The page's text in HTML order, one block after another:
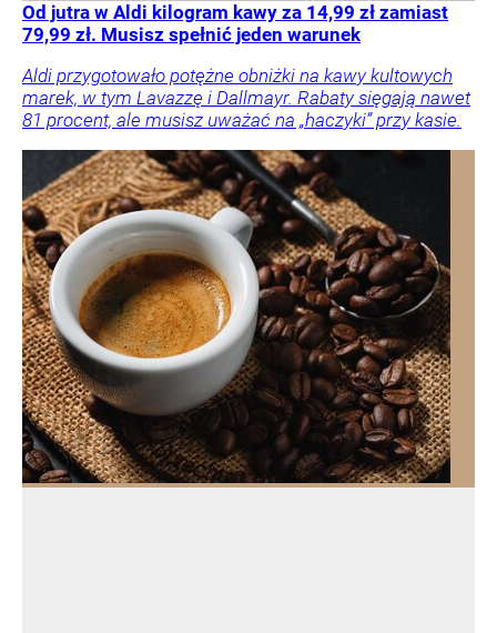
Od jutra w Aldi kilogram kawy za 14,99 zł zamiast
79,99 zł. Musisz spełnić jeden warunek
Aldi przygotowało potężne obniżki na kawy kultowych
marek, w tym Lavazzę i Dallmayr. Rabaty sięgają nawet
81 procent, ale musisz uważać na „haczyki” przy kasie.